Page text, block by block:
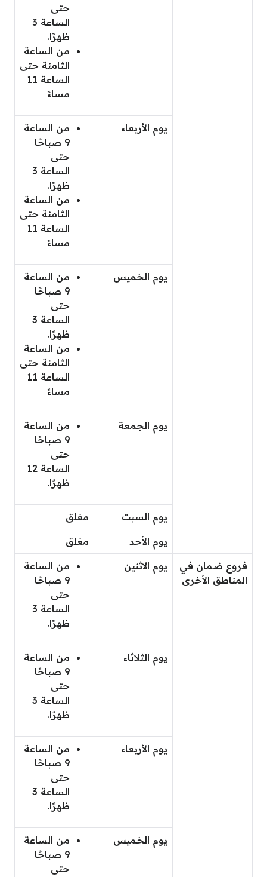
حتى
الساعة 3
ظهرًا.
من الساعة
الثامنة حتى
الساعة 11
مساءً
يوم الأربعاء
من الساعة
9 صباحًا
حتى
الساعة 3
ظهرًا.
من الساعة
الثامنة حتى
الساعة 11
مساءً
يوم الخميس
من الساعة
9 صباحًا
حتى
الساعة 3
ظهرًا.
من الساعة
الثامنة حتى
الساعة 11
مساءً
يوم الجمعة
من الساعة
9 صباحًا
حتى
الساعة 12
ظهرًا.
يوم السبت مغلق
يوم الأحد مغلق
فروع ضمان في
المناطق الأخرى
يوم الاثنين
من الساعة
9 صباحًا
حتى
الساعة 3
ظهرًا.
يوم الثلاثاء
من الساعة
9 صباحًا
حتى
الساعة 3
ظهرًا.
يوم الأربعاء
من الساعة
9 صباحًا
حتى
الساعة 3
ظهرًا.
يوم الخميس
من الساعة
9 صباحًا
حتى